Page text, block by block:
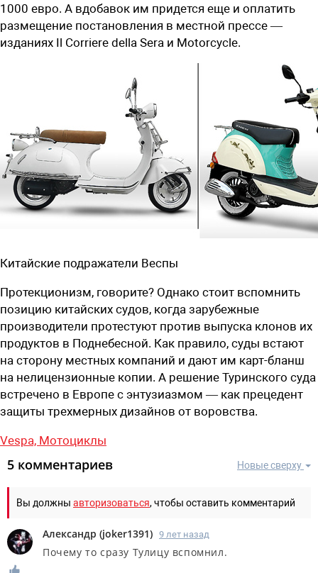
1000 евро. А вдобавок им придется еще и оплатить
размещение постановления в местной прессе —
изданиях Il Corriere della Sera и Motorcycle.
Китайские подражатели Веспы
Протекционизм, говорите? Однако стоит вспомнить
позицию китайских судов, когда зарубежные
производители протестуют против выпуска клонов их
продуктов в Поднебесной. Как правило, суды встают
на сторону местных компаний и дают им карт-бланш
на нелицензионные копии. А решение Туринского суда
встречено в Европе с энтузиазмом — как прецедент
защиты трехмерных дизайнов от воровства.
Vespa, Мотоциклы
Новые сверху
5 комментариев
Вы должны авторизоваться, чтобы оставить комментарий
Александр (joker1391) 9 лет назад
Почему то сразу Тулицу вспомнил.